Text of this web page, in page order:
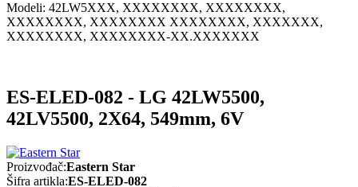
Modeli: 42LW5XXX, XXXXXXXX, XXXXXXXX,
XXXXXXXX, XXXXXXXX XXXXXXXX, XXXXXXX,
XXXXXXXX, XXXXXXXX-XX.XXXXXXX
ES-ELED-082 - LG 42LW5500,
42LV5500, 2X64, 549mm, 6V
Proizvođač:Eastern Star
Šifra artikla:ES-ELED-082